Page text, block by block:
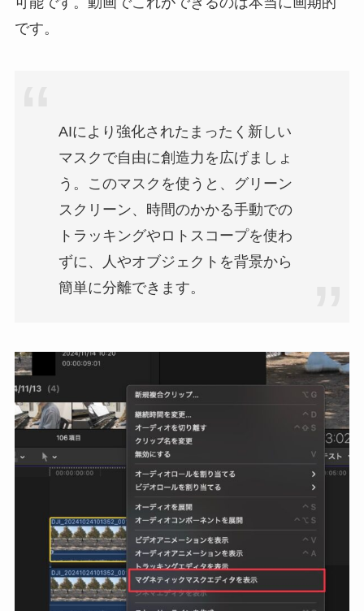
です。
AIにより強化されたまったく新しい
マスクで自由に創造力を広げましょ
う。このマスクを使うと、グリーン
スクリーン、時間のかかる手動での
トラッキングやロトスコープを使わ
ずに、人やオブジェクトを背景から
簡単に分離できます。